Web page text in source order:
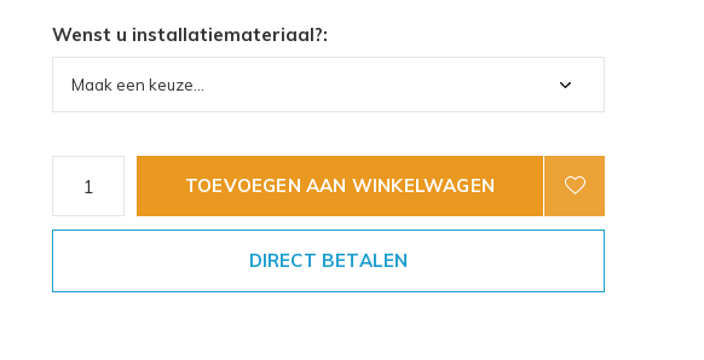
Wenst u installatiemateriaal?:
TOEVOEGEN AAN WINKELWAGEN
DIRECT BETALEN